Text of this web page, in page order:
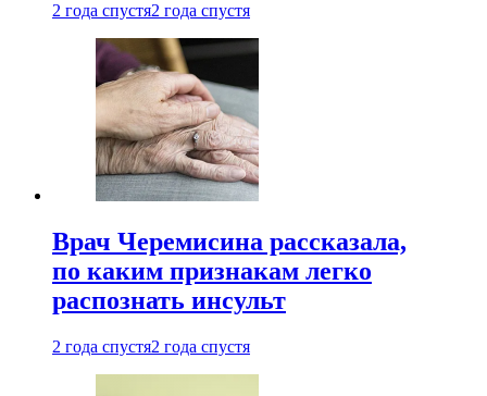
2 года спустя2 года спустя
Врач Черемисина рассказала,
по каким признакам легко
распознать инсульт
2 года спустя2 года спустя